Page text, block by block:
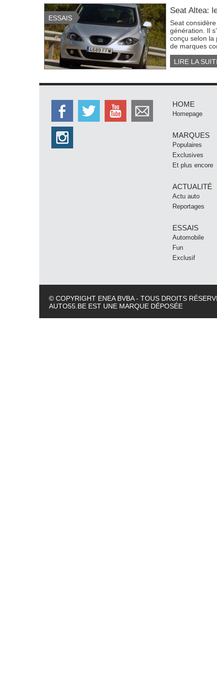
Seat Altea:
Seat
génération. Il
conçu selon la
de marques
LIRE LA
ESSAIS
HOME
Homepage
MARQUES
Populaires
Exclusives
Et plus encore
ACTUALITÉ
Actu auto
Reportages
ESSAIS
Automobile
Fun
Exclusif
© COPYRIGHT ENEA BVBA - TOUS DROITS
AUTO55.BE EST UNE MARQUE DÉPOSÉE